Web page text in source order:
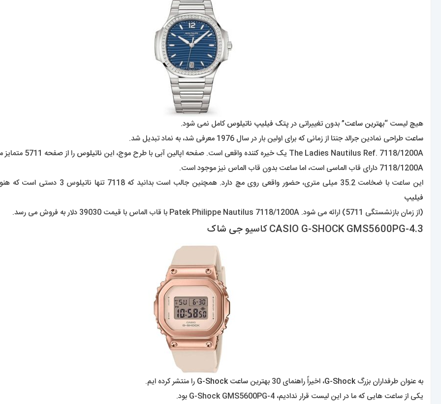
هیچ لیست “بهترین ساعت” بدون تغییراتی در پتک فیلیپ ناتیلوسکامل نمی شود.
ساعت طراحی نمادین جرالد جنتا از زمانی که برای اولین بار در سال 1976 معرفی شد، به نماد تبدیل شد.
The Ladies Nautilus Ref. 7118/1200A یک خیره کننده واقعی است. صفحه اپالین آبی با طرح موج، این
ناتیلوس را از صفحه 5711 متمایز می کند.
7118/1200A دارای قاب الماسی است، اما ساعت بدون قاب الماس نیز موجود است.
این ساعت با ضخامت 35.2 میلی متری، حضور واقعی روی مچ دارد. همچنین جالب است بدانید که 7118 تنها ناتیلوس 3 دستی است که هنوز توسط
فیلیپ
(از زمان بازنشستگی 5711) ارائه می شود. Patek Philippe Nautilus 7118/1200A با قاب الماس با قیمت 39030 دلار به فروش می رسد.
3.CASIO G-SHOCK GMS5600PG-4 کاسیو جی شاک
به عنوان طرفداران بزرگG-Shock، اخیراً راهنمای 30 بهترین ساعت G-Shock
را منتشر کرده ایم.
یکی از ساعت هایی که ما در این لیست قرار ندادیم، G-Shock GMS5600PG-4 بود.